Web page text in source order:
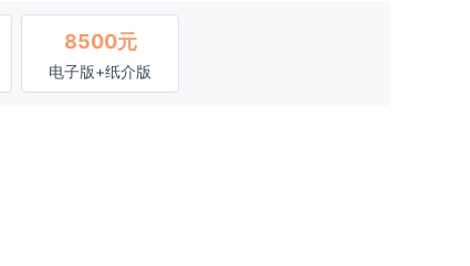
8500元
电子版+纸介版